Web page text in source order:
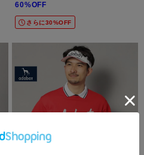
60%OFF
さらに30%OFF